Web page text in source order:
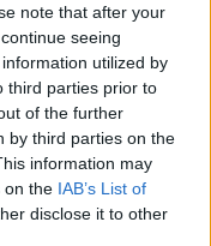
note that after your
seeing
utilized by
third parties prior to
of the further
by third parties on the
information may
on the IAB’s List of
disclose it to other